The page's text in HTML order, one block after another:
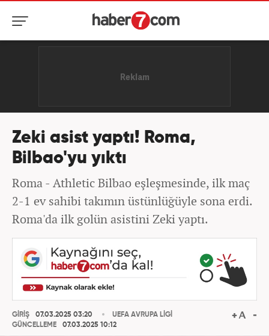
Zeki asist yaptı! Roma,
Bilbao'yu yıktı
Roma - Athletic Bilbao eşleşmesinde, ilk maç
2-1 ev sahibi takımın üstünlüğüyle sona erdi.
Roma'da ilk golün asistini Zeki yaptı.
GİRİŞ
07.03.2025 03:20
GÜNCELLEME
07.03.2025 10:12
UEFA AVRUPA LİGİ